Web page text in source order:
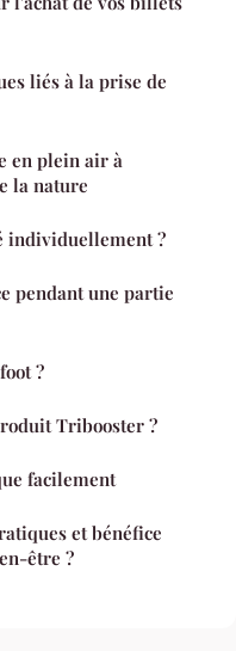
liés à la prise de
en plein air à
la nature
individuellement ?
pendant une partie
?
Tribooster ?
facilement
et bénéfice
être ?